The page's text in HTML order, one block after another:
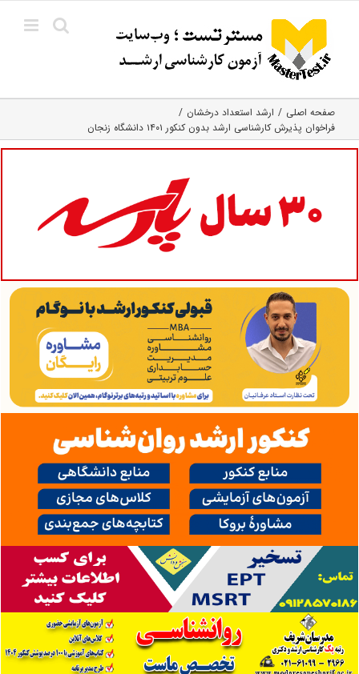
content
صفحه اصلی
ارشد استعداد درخشان
فراخوان پذیرش کارشناسی ارشد بدون کنکور ۱۴۰۱ دانشگاه زنجان